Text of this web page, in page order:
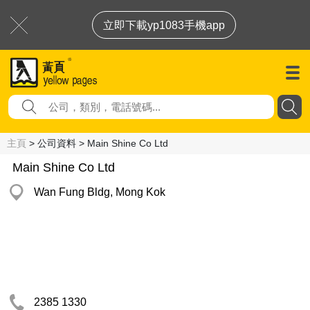
立即下載yp1083手機app
主頁 > 公司資料 > Main Shine Co Ltd
Main Shine Co Ltd
Wan Fung Bldg, Mong Kok
2385 1330